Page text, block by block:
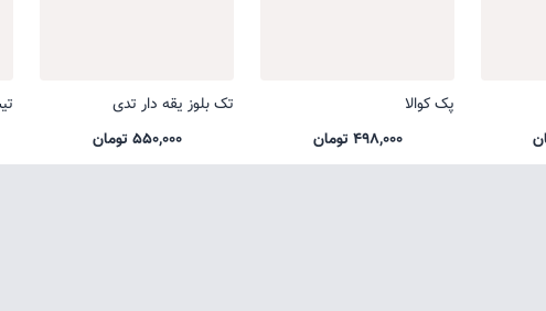
پک کوالا
498,000 تومان
تک بلوز یقه دار تدی
550,000 تومان